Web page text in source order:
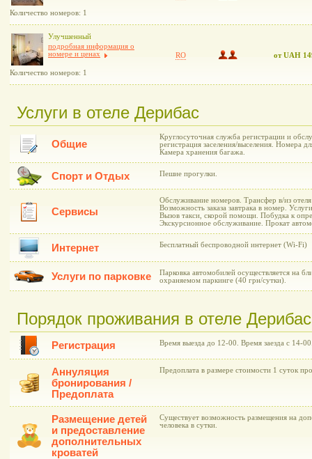
Количество номеров: 1
Улучшенный
подробная информация о
номере и ценах
Количество номеров: 1
RO от UAH
Услуги в отеле Дерибас
Общие
Круглосуточная служба регистрации и
регистрация заселения/выселения. Номера
Камера хранения багажа.
Спорт и Отдых Пешие прогулки.
Сервисы
Обслуживание номеров. Трансфер в/из
Возможность заказа завтрака в номер.
Вызов такси, скорой помощи. Побудка к
Экскурсионное обслуживание. Прокат
Интернет Бесплатный беспроводной интернет (Wi-Fi)
Услуги по парковке
Парковка автомобилей осуществляется на
охраняемом паркинге (40 грн/сутки).
Порядок проживания в отеле Дерибас
Регистрация Время выезда до 12-00. Время заезда с 14-
Аннуляция
бронирования /
Предоплата
Предоплата в размере стоимости 1 суток
Размещение детей
и предоставление
дополнительных
кроватей
Существует возможность размещения на
человека в сутки.